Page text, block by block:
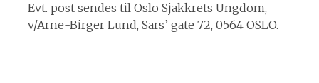
Evt. post sendes til Oslo Sjakkrets Ungdom,
v/Arne-Birger Lund, Sars’ gate 72, 0564 OSLO.